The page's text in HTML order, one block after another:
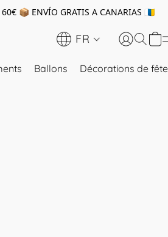
📦 ENVÍO GRATIS A CANARIAS 🇮🇨
FR
Ballons Décorations de fête